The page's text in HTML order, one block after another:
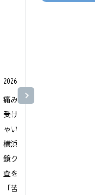
2026/07/15
痛みや苦しさへの不安から
受けることをためらう方も
ゃいます。
横浜駅前ひさゆき消化器内
鏡クリニックは、横浜駅で
査を受ける患者様が「痛く
「苦しくない」と感じてい